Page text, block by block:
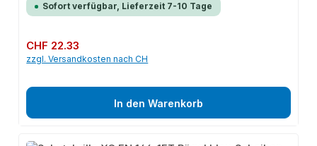
Sofort verfügbar, Lieferzeit 7-10 Tage
Regulärer Preis:
CHF 22.33
zzgl. Versandkosten nach CH
In den Warenkorb